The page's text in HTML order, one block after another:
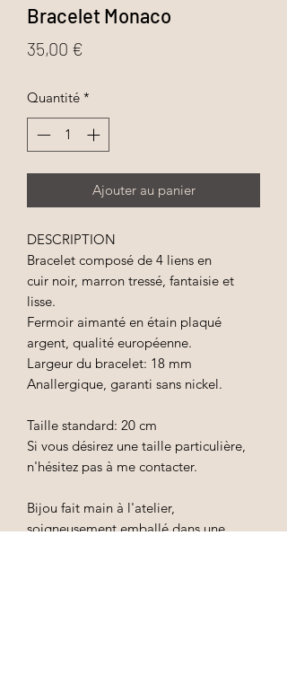
Bracelet Monaco
35,00 €
Quantité *
Ajouter au panier
DESCRIPTION
Bracelet composé de 4 liens en
cuir noir, marron tressé, fantaisie et
lisse.
Fermoir aimanté en étain plaqué
argent, qualité européenne.
Largeur du bracelet: 18 mm
Anallergique, garanti sans nickel.
Taille standard: 20 cm
Si vous désirez une taille particulière,
n'hésitez pas à me contacter.
Bijou fait main à l'atelier,
soigneusement emballé dans une